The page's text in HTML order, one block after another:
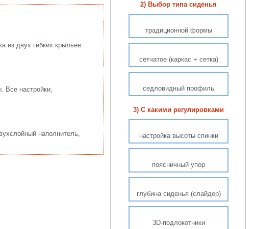
из двух гибких крыльев
Все настройки,
наполнитель,
2) Выбор типа сиденья
традиционной формы
сетчатое (каркас + сетка)
седловидный профиль
3) С какими регулировками
настройка высоты спинки
поясничный упор
глубина сиденья (слайдер)
3D-подлокотники